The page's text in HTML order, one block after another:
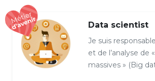
Data scientist
Je suis
et de l’analyse de
massives » (Big